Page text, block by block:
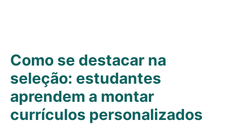
Como se destacar na
seleção: estudantes
aprendem a montar
currículos personalizados